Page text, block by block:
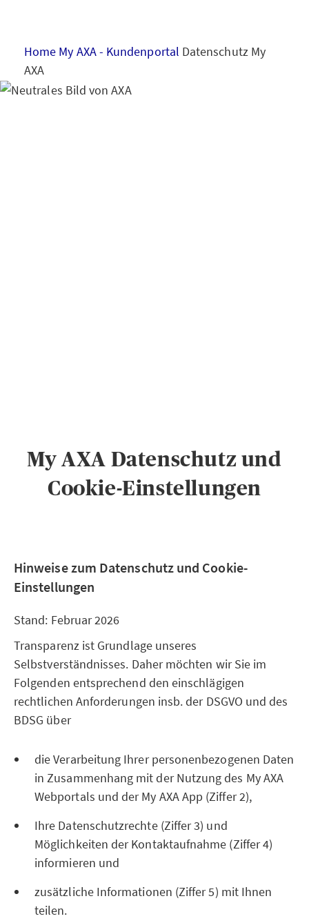
GESUNDHEIT
VORSORGE & VERMÖGEN
Home My AXA - Kundenportal Datenschutz My
AXA
My AXA Datenschutz und
Cookie-Einstellungen
Hinweise zum Datenschutz und Cookie-
Einstellungen
Stand: Februar 2026
Transparenz ist Grundlage unseres
Selbstverständnisses. Daher möchten wir Sie im
Folgenden entsprechend den einschlägigen
rechtlichen Anforderungen insb. der DSGVO und des
BDSG über
die Verarbeitung Ihrer personenbezogenen Daten
in Zusammenhang mit der Nutzung des My AXA
Webportals und der My AXA App (Ziffer 2),
Ihre Datenschutzrechte (Ziffer 3) und
Möglichkeiten der Kontaktaufnahme (Ziffer 4)
informieren und
zusätzliche Informationen (Ziffer 5) mit Ihnen
teilen.